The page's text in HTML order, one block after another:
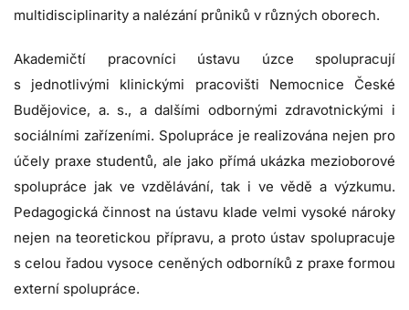
multidisciplinarity a nalézání průniků v různých oborech.
Akademičtí pracovníci ústavu úzce spolupracují
s jednotlivými klinickými pracovišti Nemocnice České
Budějovice, a. s., a dalšími odbornými zdravotnickými i
sociálními zařízeními. Spolupráce je realizována nejen pro
účely praxe studentů, ale jako přímá ukázka mezioborové
spolupráce jak ve vzdělávání, tak i ve vědě a výzkumu.
Pedagogická činnost na ústavu klade velmi vysoké nároky
nejen na teoretickou přípravu, a proto ústav spolupracuje
s celou řadou vysoce ceněných odborníků z praxe formou
externí spolupráce.